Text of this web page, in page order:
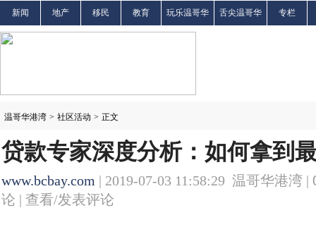
新闻 地产 移民 教育 玩乐温哥华 舌尖温哥华 专栏
温哥华港湾 > 社区活动 > 正文
贷款专家深度分析：如何拿到
www.bcbay.com | 2019-07-03 11:58:29 温哥华港湾 |
论 | 查看/发表评论